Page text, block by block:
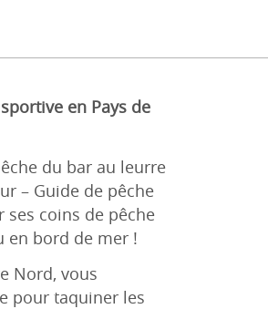
en Pays de
du bar au leurre
– Guide de pêche
coins de pêche
en bord de mer !
Nord, vous
pour taquiner les